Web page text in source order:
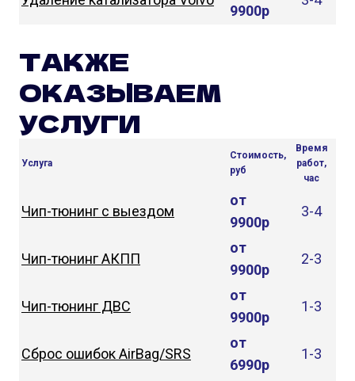
9900р
ТАКЖЕ
ОКАЗЫВАЕМ
УСЛУГИ
Услуга
Стоимость,
руб
Время
работ,
час
Чип-тюнинг с выездом
от
9900р
3-4
Чип-тюнинг АКПП
от
9900р
2-3
Чип-тюнинг ДВС
от
9900р
1-3
Сброс ошибок AirBag/SRS
от
6990р
1-3